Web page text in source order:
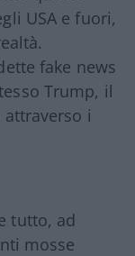
USA e fuori,
fake news
Trump, il
i
tutto, ad
mosse